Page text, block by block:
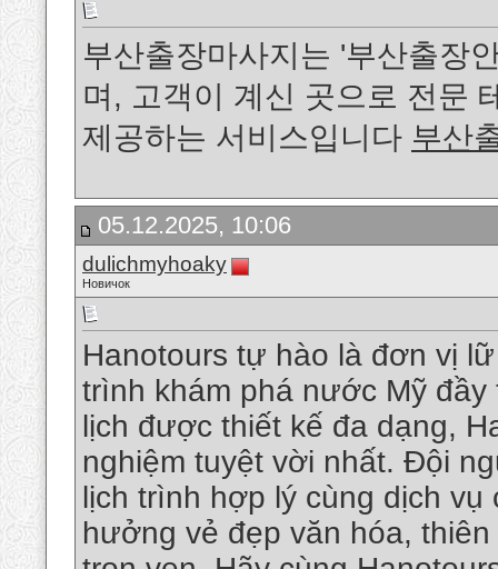
부산출장마사지는 '부산출장
며, 고객이 계신 곳으로 전문
제공하는 서비스입니다 부산
05.12.2025, 10:06
dulichmyhoaky
Новичок
Hanotours tự hào là đơn vị
trình khám phá nước Mỹ
lịch được thiết kế đa dạng,
nghiệm tuyệt vời nhất. Đội
lịch trình hợp lý cùng dịch
hưởng vẻ đẹp văn hóa,